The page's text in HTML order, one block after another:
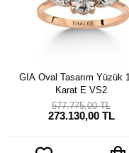
GIA Oval Tasarım Yüzük
Karat E VS2
273.130,00 TL
577.775,00 TL